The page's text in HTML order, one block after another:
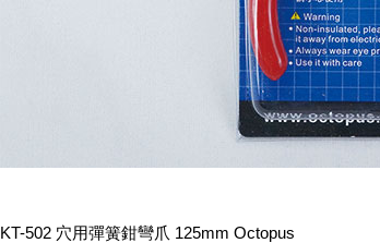
KT-502 穴用彈簧鉗彎爪 125mm Octopus